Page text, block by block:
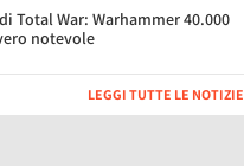
Total War: Warhammer 40.000
notevole
LEGGI TUTTE LE NOTIZIE